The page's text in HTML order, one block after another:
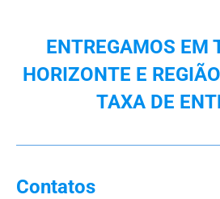
ENTREGAMOS EM
HORIZONTE E
TAXA DE
Contatos